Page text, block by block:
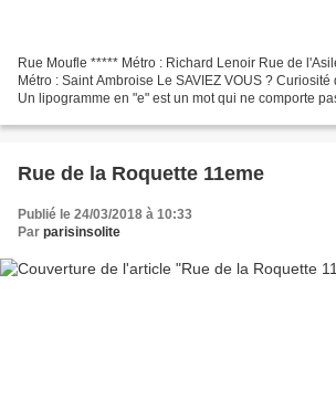
Rue Moufle ***** Métro : Richard Lenoir Rue de
Métro : Saint Ambroise Le SAVIEZ VOUS ?
Un lipogramme en "e" est un mot qui ne comporte
Rue de la Roquette 11eme
Publié le 24/03/2018 à 10:33
Par parisinsolite